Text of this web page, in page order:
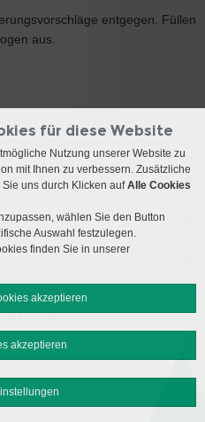
entgegen. Füllen
aus.
Sitemap
für diese Website
Nutzung unserer Website zu
mit Ihnen zu verbessern. Zusätzliche
uns durch Klicken aufAlle Cookies
wählen Sie den Button
Auswahl festzulegen.
finden Sie in unserer
akzeptieren
akzeptieren